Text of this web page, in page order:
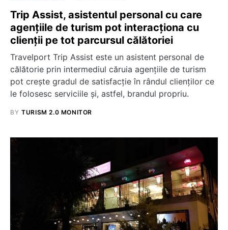
Trip Assist, asistentul personal cu care
agențiile de turism pot interacționa cu
clienții pe tot parcursul călătoriei
Travelport Trip Assist este un asistent personal de
călătorie prin intermediul căruia agențiile de turism
pot crește gradul de satisfacție în rândul clienților ce
le folosesc serviciile și, astfel, brandul propriu.
BY TURISM 2.0 MONITOR